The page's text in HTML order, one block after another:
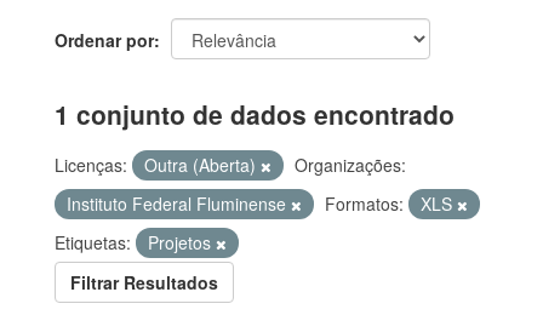
Ordenar por
1 conjunto de dados encontrado
Licenças: Outra (Aberta)
Organizações:
Instituto Federal Fluminense
Formatos:
XLS
Etiquetas:
Projetos
Filtrar Resultados